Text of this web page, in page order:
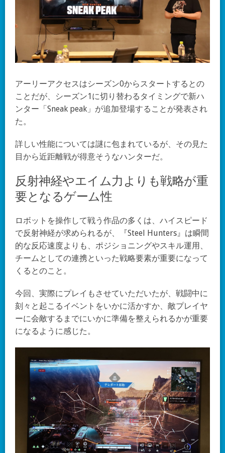
アーリーアクセスはシーズン0からスタートするとの
ことだが、シーズン1に切り替わるタイミングで新ハ
ンター「Sneak peak」が追加登場することが発表され
た。
詳しい性能については謎に包まれているが、その見た
目から近距離戦が得意そうなハンターだ。
反射神経やエイム力よりも戦略が重
要となるゲーム性
ロボットを操作して戦う作品の多くは、ハイスピード
で反射神経が求められるが、『Steel Hunters』は瞬間
的な反応速度よりも、ポジショニングやスキル運用、
チームとしての連携といった戦略要素が重要になって
くるとのこと。
今回、実際にプレイもさせていただいたが、戦闘中に
刻々と起こるイベントをいかに活かすか、敵プレイヤ
ーに会敵するまでにいかに準備を整えられるかが重要
になるように感じた。